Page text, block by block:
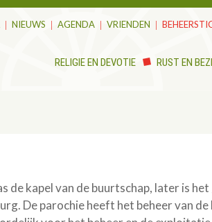
NIEUWS AGENDA VRIENDEN
RELIGIE EN DEVOTIE RUST EN
de kapel van de buurtschap, later is
De parochie heeft het beheer van